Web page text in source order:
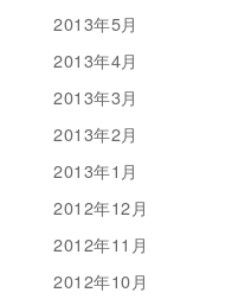
2013年5月
2013年4月
2013年3月
2013年2月
2013年1月
2012年12月
2012年11月
2012年10月